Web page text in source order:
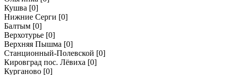
Кушва [0]
Нижние Серги [0]
Балтым [0]
Верхотурье [0]
Верхняя Пышма [0]
Станционный-Полевской [0]
Кировград пос. Лёвиха [0]
Курганово [0]